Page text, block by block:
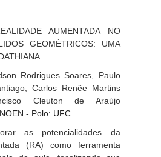
AUMENTADA NO
GEOMÉTRICOS: UMA
Rodrigues Soares, Paulo
Carlos Renêe Martins
Cleuton de Araújo
- Polo: UFC.
as potencialidades da
(RA) como ferramenta